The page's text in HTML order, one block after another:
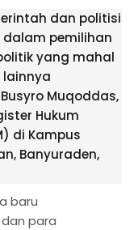
dan politisi
pemilihan
yang mahal
Muqoddas,
Hukum
di Kampus
Banyuraden,
baru
dan para